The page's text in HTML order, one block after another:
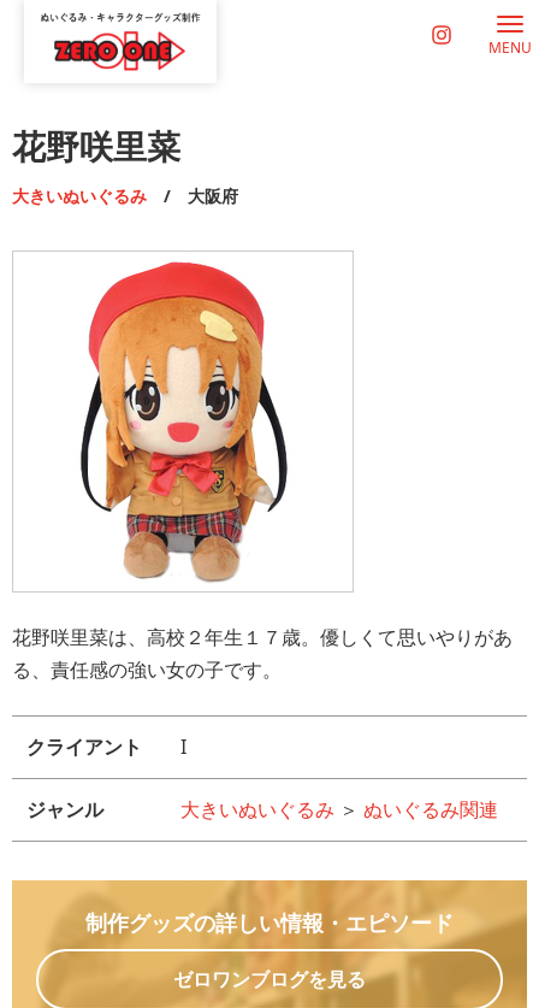
MENU
花野咲里菜
大きいぬいぐるみ / 大阪府
花野咲里菜は、高校２年生１７歳。優しくて思いやりがあ
る、責任感の強い女の子です。
クライアント I
ジャンル 大きいぬいぐるみ ＞ ぬいぐるみ関連
制作グッズの詳しい情報 ・エピソード
ゼロワンブログを見る